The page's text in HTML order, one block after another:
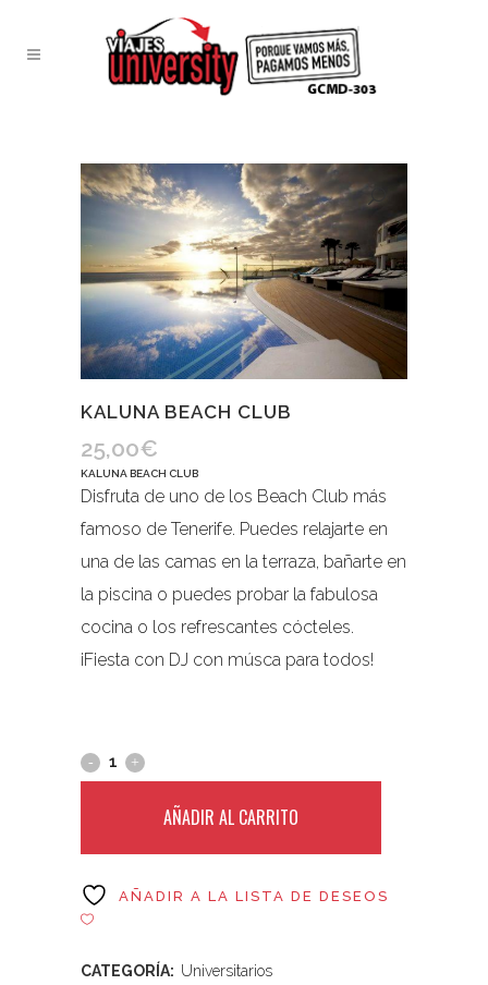
KALUNA BEACH CLUB
25,00€
KALUNA BEACH CLUB
Disfruta de uno de los Beach Club más
famoso de Tenerife. Puedes relajarte en
una de las camas en la terraza, bañarte en
la piscina o puedes probar la fabulosa
cocina o los refrescantes cócteles.
¡Fiesta con DJ con músca para todos!
AÑADIR AL CARRITO
AÑADIR A LA LISTA DE DESEOS
CATEGORÍA: Universitarios